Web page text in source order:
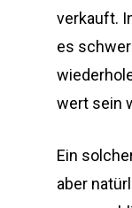
verkauft.
es
wert sein
Ein
aber